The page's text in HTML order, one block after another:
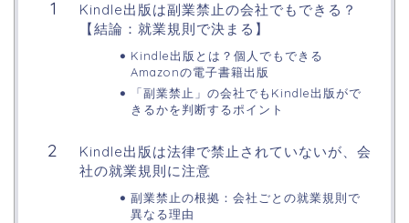
Kindle出版は副業禁止の会社でもできる？
【結論：就業規則で決まる】
Kindle出版とは？個人でもできる
Amazonの電子書籍出版
「副業禁止」の会社でもKindle出版がで
きるかを判断するポイント
Kindle出版は法律で禁止されていないが、会
社の就業規則に注意
副業禁止の根拠：会社ごとの就業規則で
異なる理由